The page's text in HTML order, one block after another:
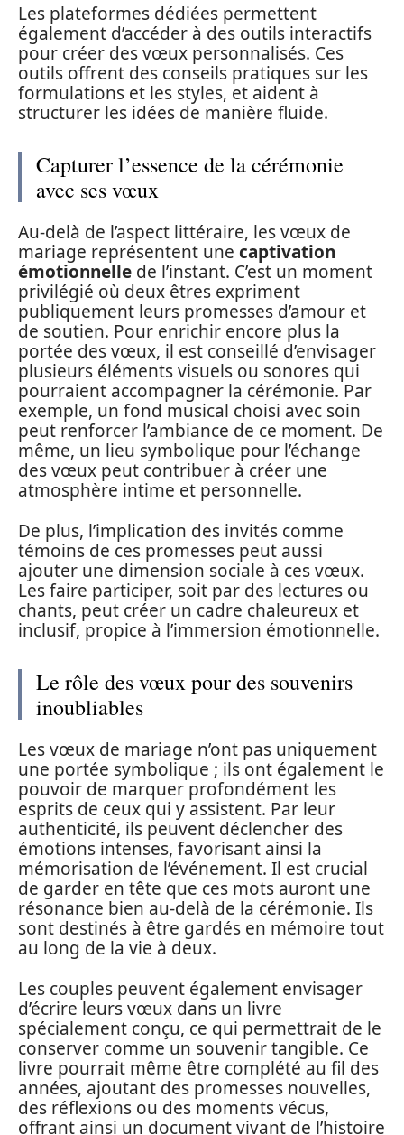
Les plateformes dédiées permettent
également d’accéder à des outils interactifs
pour créer des vœux personnalisés. Ces
outils offrent des conseils pratiques sur les
formulations et les styles, et aident à
structurer les idées de manière fluide.
Capturer l’essence de la cérémonie
avec ses vœux
Au-delà de l’aspect littéraire, les vœux de
mariage représentent une captivation
émotionnelle de l’instant. C’est un moment
privilégié où deux êtres expriment
publiquement leurs promesses d’amour et
de soutien. Pour enrichir encore plus la
portée des vœux, il est conseillé d’envisager
plusieurs éléments visuels ou sonores qui
pourraient accompagner la cérémonie. Par
exemple, un fond musical choisi avec soin
peut renforcer l’ambiance de ce moment. De
même, un lieu symbolique pour l’échange
des vœux peut contribuer à créer une
atmosphère intime et personnelle.
De plus, l’implication des invités comme
témoins de ces promesses peut aussi
ajouter une dimension sociale à ces vœux.
Les faire participer, soit par des lectures ou
chants, peut créer un cadre chaleureux et
inclusif, propice à l’immersion émotionnelle.
Le rôle des vœux pour des souvenirs
inoubliables
Les vœux de mariage n’ont pas uniquement
une portée symbolique ; ils ont également le
pouvoir de marquer profondément les
esprits de ceux qui y assistent. Par leur
authenticité, ils peuvent déclencher des
émotions intenses, favorisant ainsi la
mémorisation de l’événement. Il est crucial
de garder en tête que ces mots auront une
résonance bien au-delà de la cérémonie. Ils
sont destinés à être gardés en mémoire tout
au long de la vie à deux.
Les couples peuvent également envisager
d’écrire leurs vœux dans un livre
spécialement conçu, ce qui permettrait de le
conserver comme un souvenir tangible. Ce
livre pourrait même être complété au fil des
années, ajoutant des promesses nouvelles,
des réflexions ou des moments vécus,
offrant ainsi un document vivant de l’histoire